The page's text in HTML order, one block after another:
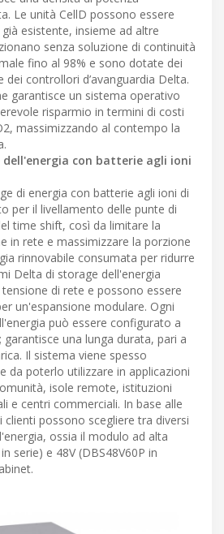
Le unità CellD possono essere
esistente, insieme ad altre
senza soluzione di continuità
fino al 98% e sono dotate dei
dei controllori d’avanguardia Delta.
garantisce un sistema operativo
risparmio in termini di costi
massimizzando al contempo la
dell'energia con batterie agli ioni
di energia con batterie agli ioni di
per il livellamento delle punte di
time shift, così da limitare la
in rete e massimizzare la porzione
rinnovabile consumata per ridurre
Delta di storage dell'energia
di rete e possono essere
un'espansione modulare. Ogni
può essere configurato a
garantisce una lunga durata, pari a
Il sistema viene spesso
da poterlo utilizzare in applicazioni
isole remote, istituzioni
e centri commerciali. In base alle
clienti possono scegliere tra diversi
ossia il modulo ad alta
serie) e 48V (DBS48V60P in